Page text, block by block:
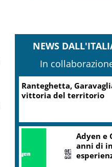
NEWS
In
Mic, Liguria: 5,8 mln
Progetti Beni Culturali